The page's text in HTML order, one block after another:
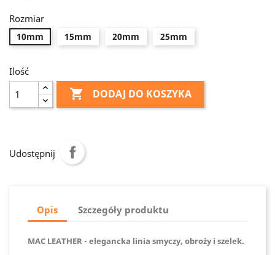
Rozmiar
10mm 15mm 20mm 25mm
Ilość
 DODAJ DO KOSZYKA
Udostępnij
Opis Szczegóły produktu
MAC LEATHER- elegancka linia smyczy, obroży i szelek.